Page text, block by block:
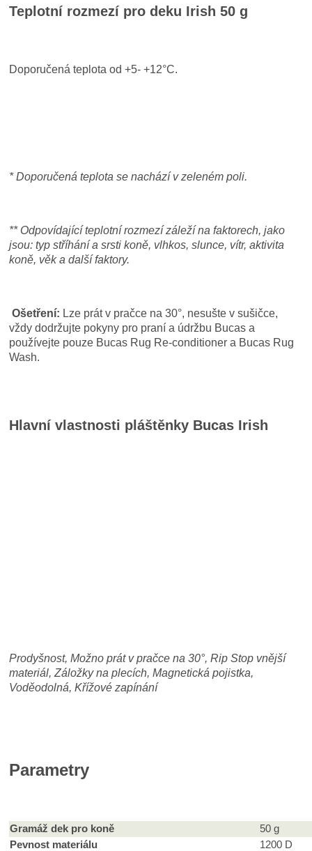
Teplotní rozmezí pro deku Irish 50 g
Doporučená teplota od +5- +12°C.
* Doporučená teplota se nachází v zeleném poli.
** Odpovídající teplotní rozmezí záleží na faktorech, jako
jsou: typ stříhání a srsti koně, vlhkos, slunce, vítr, aktivita
koně, věk a další faktory.
Ošetření: Lze prát v pračce na 30°, nesušte v sušičce,
vždy dodržujte pokyny pro praní a údržbu Bucas a
používejte pouze Bucas Rug Re-conditioner a Bucas Rug
Wash.
Hlavní vlastnosti pláštěnky Bucas Irish
Prodyšnost, Možno prát v pračce na 30°, Rip Stop vnější
materiál, Záložky na plecích, Magnetická pojistka,
Voděodolná, Křížové zapínání
Parametry
Gramáž dek pro koně
50 g
Pevnost materiálu
1200 D